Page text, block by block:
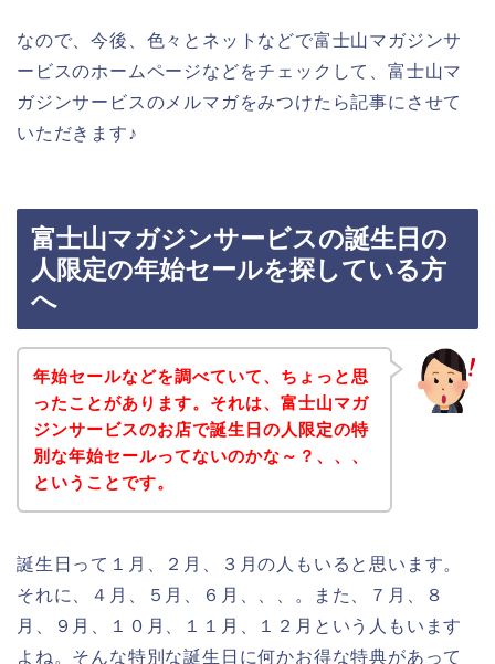
なので、今後、色々とネットなどで富士山マガジンサ
ービスのホームページなどをチェックして、富士山マ
ガジンサービスのメルマガをみつけたら記事にさせて
いただきます♪
富士山マガジンサービスの誕生日の
人限定の年始セールを探している方
へ
年始セールなどを調べていて、ちょっと思
ったことがあります。それは、富士山マガ
ジンサービスのお店で誕生日の人限定の特
別な年始セールってないのかな～？、、、
ということです。
誕生日って１月、２月、３月の人もいると思います。
それに、４月、５月、６月、、、。また、７月、８
月、９月、１０月、１１月、１２月という人もいます
よね。そんな特別な誕生日に何かお得な特典があって